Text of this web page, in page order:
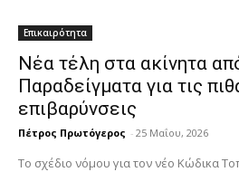
Επικαιρότητα
Νέα τέλη στα ακίνητα
Παραδείγματα για τις
επιβαρύνσεις
Πέτρος Πρωτόγερος - 25 Μαΐου, 2026
Το σχέδιο νόμου για τον νέο Κώδικα